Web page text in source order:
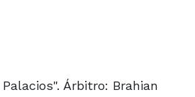
Árbitro: Brahian